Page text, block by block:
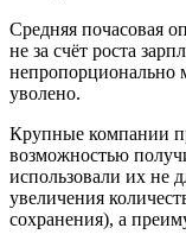
Средняя почасовая
не за счёт роста
непропорционально
уволено.
Крупные компании
возможностью
использовали их не
увеличения
сохранения), а